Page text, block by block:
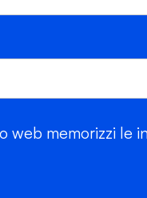
web memorizzi le